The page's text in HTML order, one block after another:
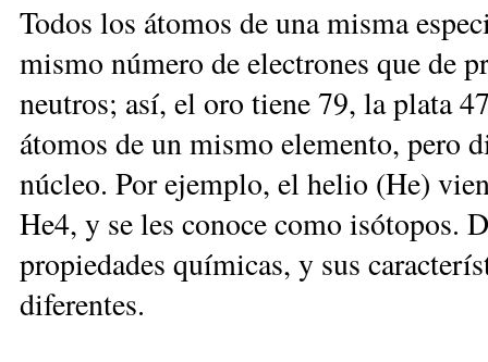
Todos los átomos de una misma
mismo número de electrones que de
neutros; así, el oro tiene 79, la plata
átomos de un mismo elemento, pero
núcleo. Por ejemplo, el helio (He)
He4, y se les conoce como isótopos.
propiedades químicas, y sus
diferentes.